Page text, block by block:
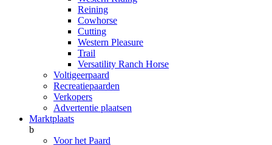
Reining
Cowhorse
Cutting
Western Pleasure
Trail
Versatility Ranch Horse
Voltigeerpaard
Recreatiepaarden
Verkopers
Advertentie plaatsen
Marktplaats
b
Voor het Paard